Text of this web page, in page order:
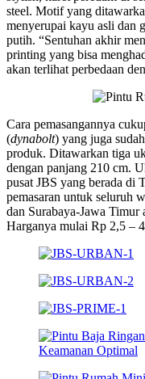
steel. Motif yang
menyerupai kayu asli dan
putih. “Sentuhan akhir
printing yang bisa
akan terlihat perbedaan
Cara pemasangannya
(dynabolt) yang juga
produk. Ditawarkan tiga
dengan panjang 210 cm.
pusat JBS yang berada di
pemasaran untuk seluruh
dan Surabaya-Jawa Timur
Harganya mulai Rp 2,5 –